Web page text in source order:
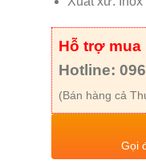
Hỗ trợ mua
Hotline:
(Bán hàng cả
Gọi